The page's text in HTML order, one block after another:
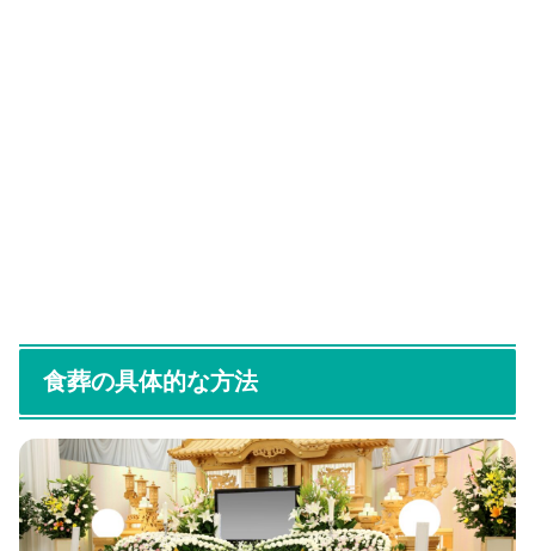
食葬の具体的な方法